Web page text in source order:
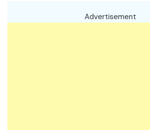
Advertisement